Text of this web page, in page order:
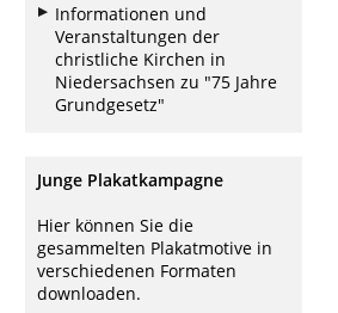
Informationen und
Veranstaltungen der
christliche Kirchen in
Niedersachsen zu "75 Jahre
Grundgesetz"
Junge Plakatkampagne
Hier können Sie die
gesammelten Plakatmotive in
verschiedenen Formaten
downloaden.